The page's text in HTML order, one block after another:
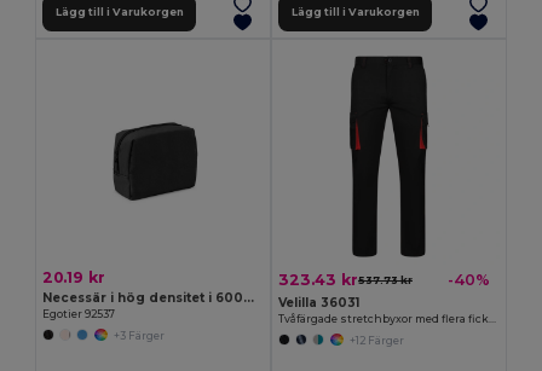
Lägg till i Varukorgen Lägg till i Varukorgen
20.19 kr
Necessär i hög densitet i 600D polyester
Egotier 92537
+3 Färger
323.43 kr537.73 kr -40%
Velilla 36031
+12 Färger